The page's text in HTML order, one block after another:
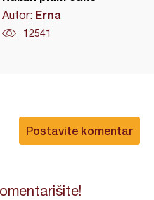
Autor: Erna
12541
Postavite komentar